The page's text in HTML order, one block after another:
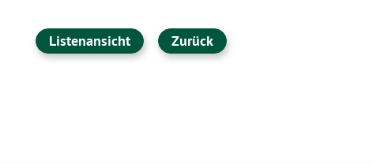
Listenansicht Zurück